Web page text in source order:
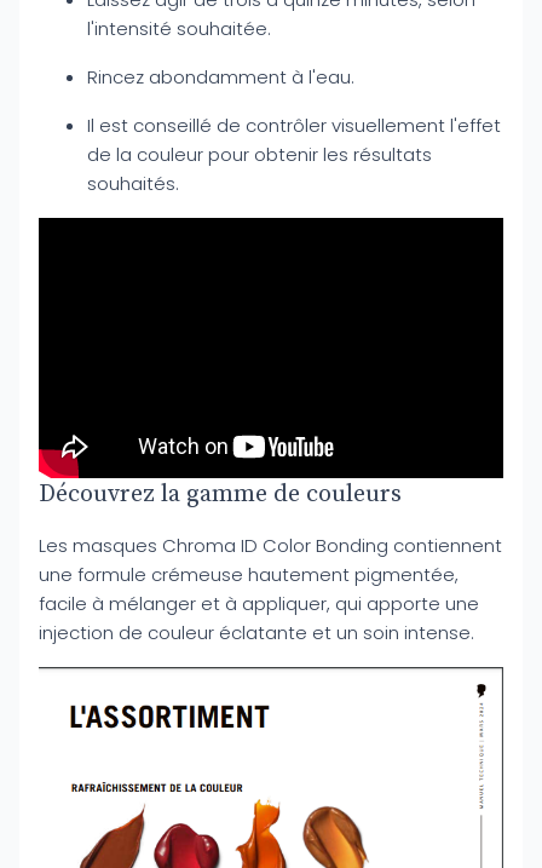
l'intensité souhaitée.
Rincez abondamment à l'eau.
Il est conseillé de contrôler visuellement l'effet
de la couleur pour obtenir les résultats
souhaités.
Découvrez la gamme de couleurs
Les masques Chroma ID Color Bonding contiennent
une formule crémeuse hautement pigmentée,
facile à mélanger et à appliquer, qui apporte une
injection de couleur éclatante et un soin intense.